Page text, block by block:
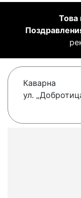
Това
Каварна
ул.